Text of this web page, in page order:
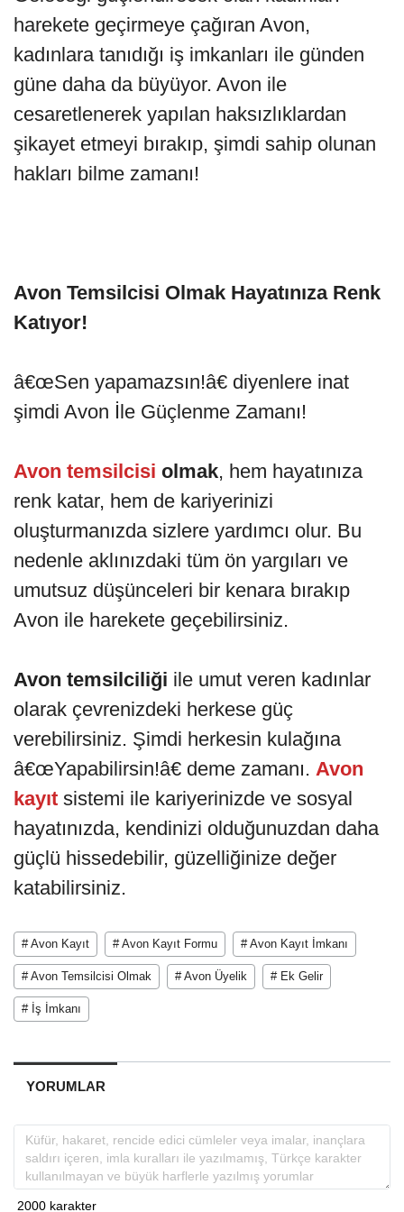
harekete geçirmeye çağıran Avon,
kadınlara tanıdığı iş imkanları ile günden
güne daha da büyüyor. Avon ile
cesaretlenerek yapılan haksızlıklardan
şikayet etmeyi bırakıp, şimdi sahip olunan
hakları bilme zamanı!
Avon Temsilcisi Olmak Hayatınıza Renk
Katıyor!
â€œSen yapamazsın!â€ diyenlere inat
şimdi Avon İle Güçlenme Zamanı!
Avon temsilcisi olmak, hem hayatınıza
renk katar, hem de kariyerinizi
oluşturmanızda sizlere yardımcı olur. Bu
nedenle aklınızdaki tüm ön yargıları ve
umutsuz düşünceleri bir kenara bırakıp
Avon ile harekete geçebilirsiniz.
Avon temsilciliği ile umut veren kadınlar
olarak çevrenizdeki herkese güç
verebilirsiniz. Şimdi herkesin kulağına
â€œYapabilirsin!â€ deme zamanı. Avon
kayıt sistemi ile kariyerinizde ve sosyal
hayatınızda, kendinizi olduğunuzdan daha
güçlü hissedebilir, güzelliğinize değer
katabilirsiniz.
# Avon Kayıt # Avon Kayıt Formu # Avon Kayıt İmkanı
# Avon Temsilcisi Olmak # Avon Üyelik # Ek Gelir
# İş İmkanı
YORUMLAR